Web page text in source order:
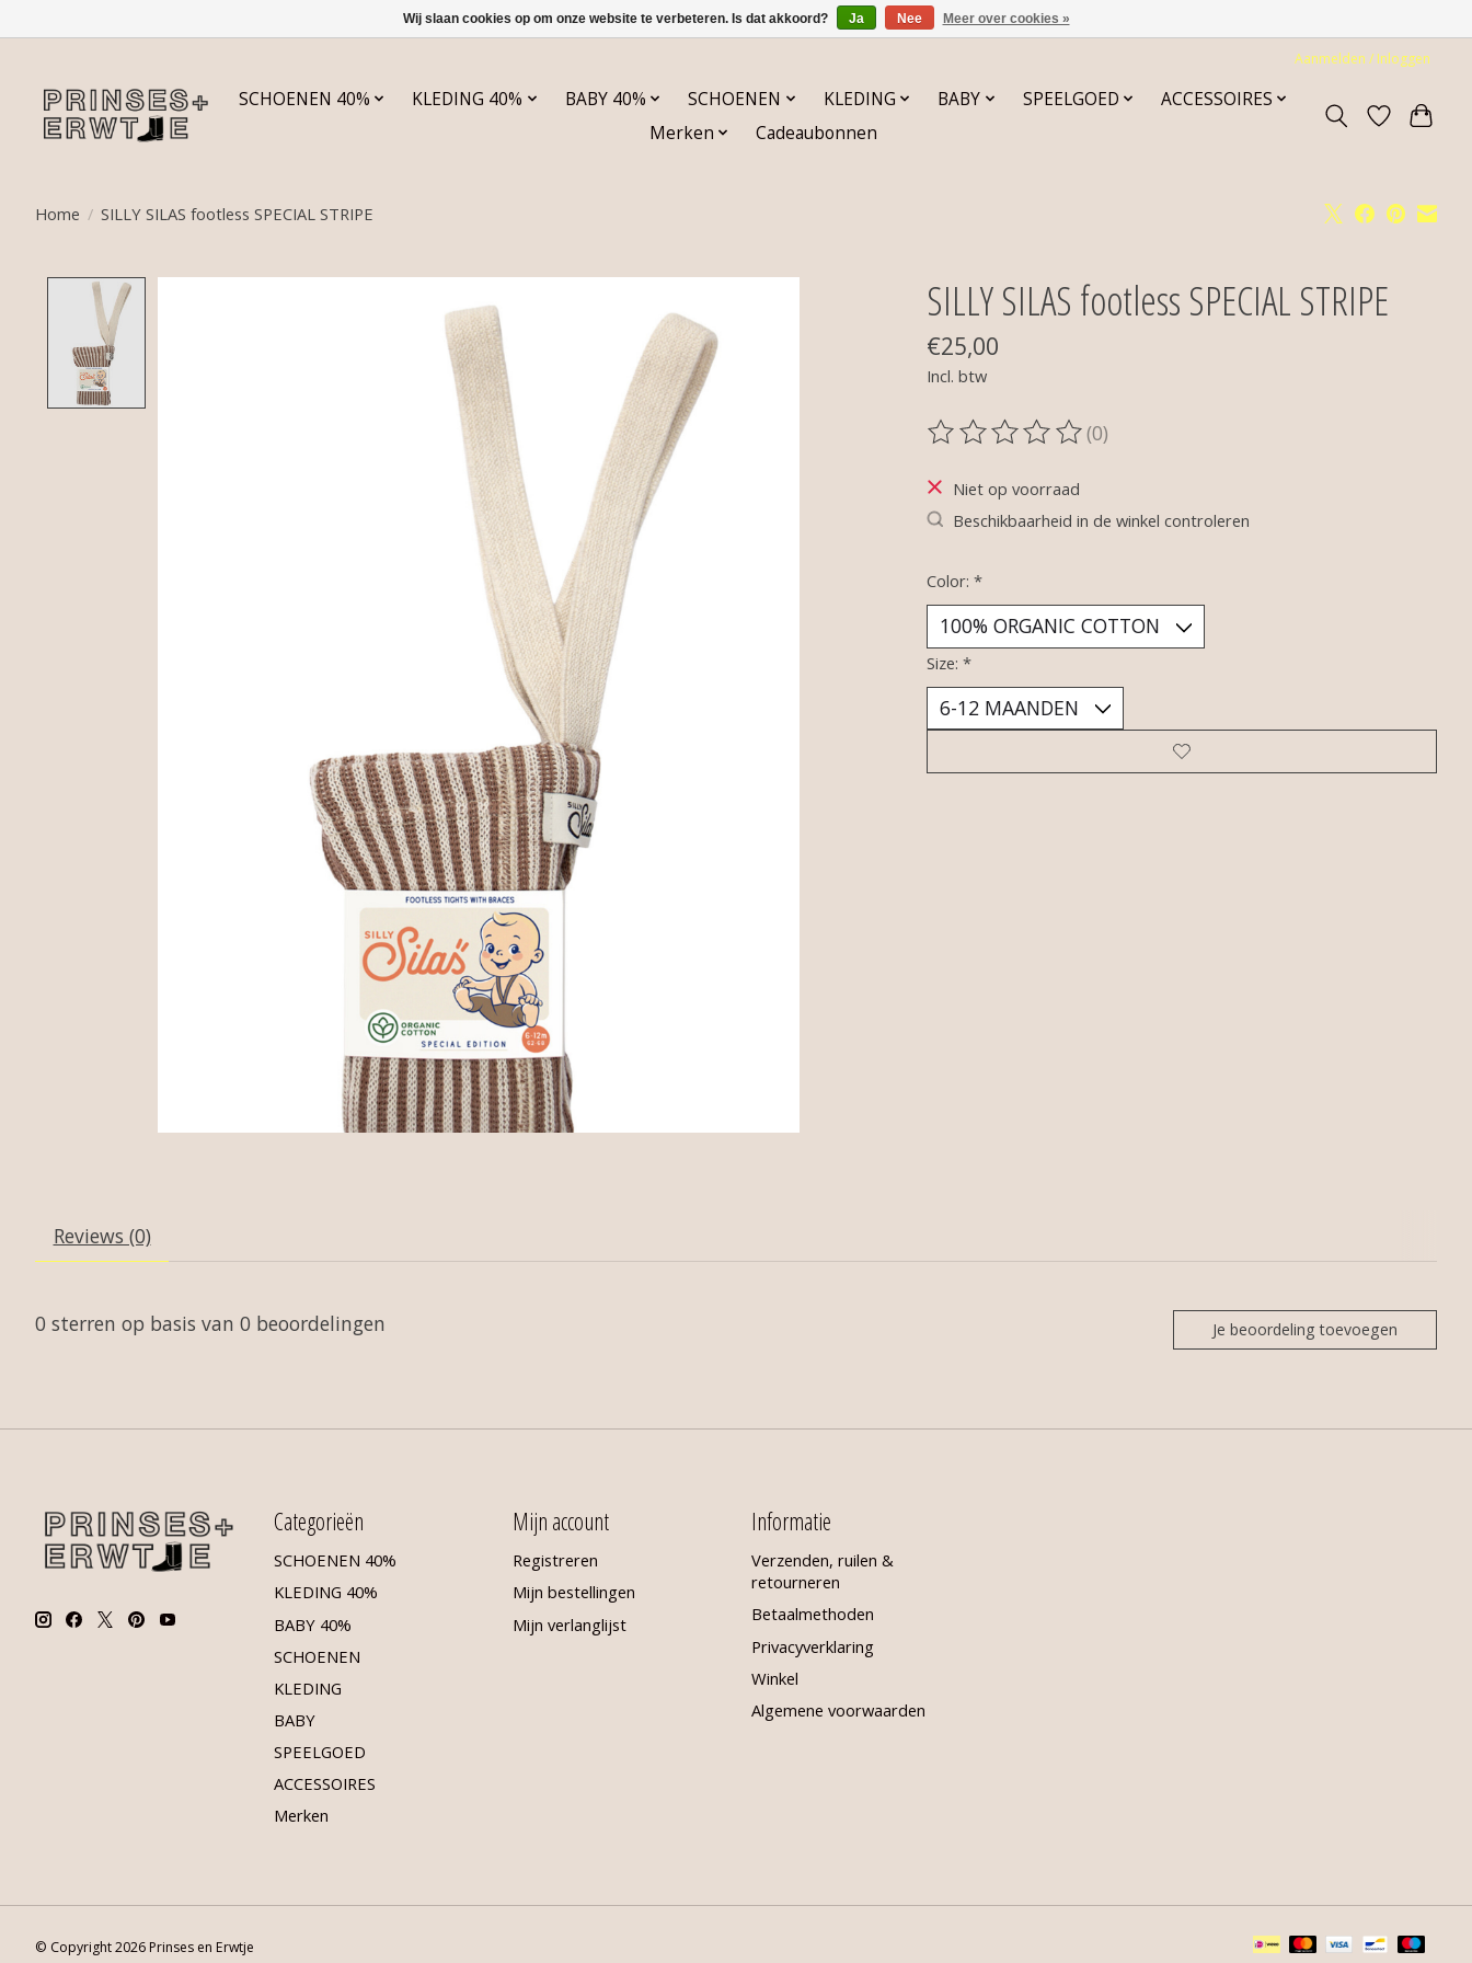
Aanmelden / Inloggen
SCHOENEN 40% KLEDING 40% BABY 40% SCHOENEN KLEDING BABY SPEELGOED
ACCESSOIRES
Merken
Cadeaubonnen
Home / SILLY SILAS footless SPECIAL STRIPE
SILLY SILAS footless SPECIAL STRIPE
€25,00
Incl. btw
De beoordeling van dit product is
(0)
Niet op voorraad
Beschikbaarheid in de winkel controleren
Color: *
Size: *
Reviews (0)
0 sterren op basis van 0 beoordelingen Je beoordeling toevoegen
Categorieën
SCHOENEN 40%
KLEDING 40%
BABY 40%
SCHOENEN
KLEDING
BABY
SPEELGOED
ACCESSOIRES
Merken
Mijn account
Registreren
Mijn bestellingen
Mijn verlanglijst
Informatie
Verzenden, ruilen &
retourneren
Betaalmethoden
Privacyverklaring
Winkel
Algemene voorwaarden
© Copyright 2026 Prinses en Erwtje
Wij slaan cookies op om onze website te verbeteren. Is dat akkoord? Ja Nee Meer over cookies »